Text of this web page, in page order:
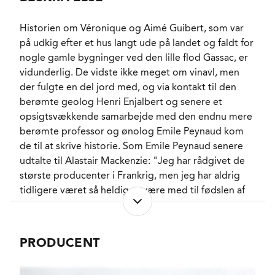
PRODUKTIONSFORM
Terra Vitis - Plaisir du
Vin
ALKOHOLPROCENT
13,5 %
PH-VÆRDI
RESTSUKKER
4,9 g/l
SYREINDHOLD
3,36 g/l
SVOVLINDHOLD
100 mg/l
LAGRING
4 måneder sur Lie i
rustfrit stål.
FORVENTET HOLDBARHED
1-2 år efter høståret.
SERVERINGS-TEMPERATUR
7 - 9°C
EMBALLAGETYPE
Flaske (75 cl)
VARENR.
220397
NØGLEORD
Historien om Véronique og Aimé Guibert, som var
på udkig efter et hus langt ude på landet og faldt for
nogle gamle bygninger ved den lille flod Gassac, er
vidunderlig. De vidste ikke meget om vinavl, men
der fulgte en del jord med, og via kontakt til den
berømte geolog Henri Enjalbert og senere et
opsigtsvækkende samarbejde med den endnu mere
berømte professor og ønolog Emile Peynaud kom
de til at skrive historie. Som Emile Peynaud senere
udtalte til Alastair Mackenzie: "Jeg har rådgivet de
største producenter i Frankrig, men jeg har aldrig
tidligere været så heldig at være med til fødslen af
en Grand Cru".
kom til at skrive historie da
PRODUCENT